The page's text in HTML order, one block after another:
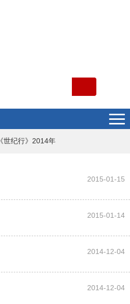
《世纪行》2014年
2015-01-15
2015-01-14
2014-12-04
2014-12-04